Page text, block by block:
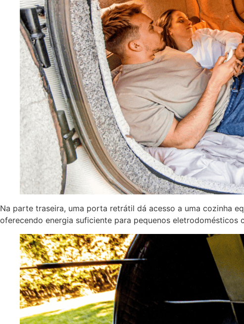
Na parte traseira, uma porta retrátil dá acesso a uma cozinha
oferecendo energia suficiente para pequenos eletrodomésticos